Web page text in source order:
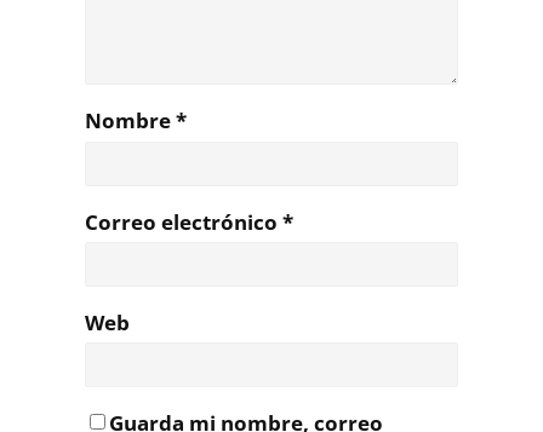
Nombre*
Correo electrónico *
Web
Guarda mi nombre, correo